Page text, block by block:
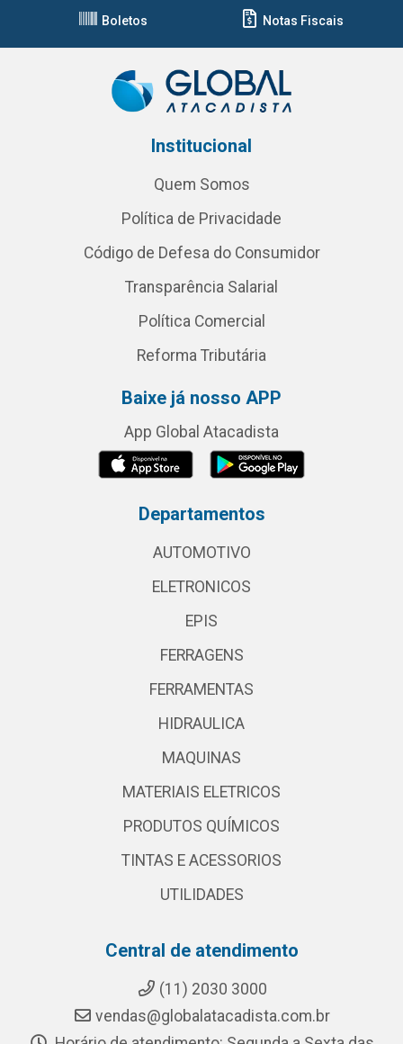
Boletos Notas Fiscais
Institucional
Quem Somos
Política de Privacidade
Código de Defesa do Consumidor
Transparência Salarial
Política Comercial
Reforma Tributária
Baixe já nosso APP
App Global Atacadista
Departamentos
AUTOMOTIVO
ELETRONICOS
EPIS
FERRAGENS
FERRAMENTAS
HIDRAULICA
MAQUINAS
MATERIAIS ELETRICOS
PRODUTOS QUÍMICOS
TINTAS E ACESSORIOS
UTILIDADES
Central de atendimento
(11) 2030 3000
vendas@globalatacadista.com.br